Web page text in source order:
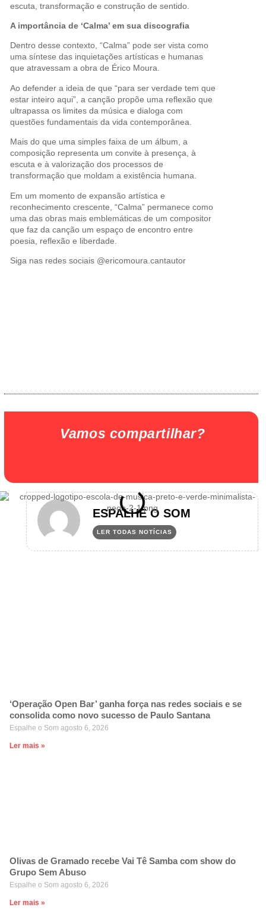
escuta, transformação e construção de sentido.
A importância de ‘Calma’ em sua discografia
Dentro desse contexto, “Calma” pode ser vista como
uma síntese das inquietações artísticas e humanas
que atravessam a obra de Érico Moura.
Ao defender a ideia de que “para ser verdade tem que
estar inteiro aqui”, a canção propõe uma reflexão que
ultrapassa os limites da música e dialoga com
questões fundamentais da vida contemporânea.
Mais do que uma simples faixa de um álbum, a
composição representa um convite à presença, à
escuta e à valorização dos processos de
transformação que moldam a existência humana.
Em um momento de expansão artística e
reconhecimento crescente, “Calma” permanece como
uma das obras mais emblemáticas de um compositor
que faz da canção um espaço de encontro entre
poesia, reflexão e liberdade.
Siga nas redes sociais @ericomoura.cantautor
Vamos compartilhar?
ESPALHE O SOM
LER TODAS NOTÍCIAS
‘Operação Open Bar’ ganha força nas redes sociais e se
consolida como novo sucesso de Paulo Santana
Espalhe o Som agosto 6, 2026
Ler mais »
Olivas de Gramado recebe Vai Tê Samba com show do
Grupo Sem Abuso
Espalhe o Som agosto 6, 2026
Ler mais »